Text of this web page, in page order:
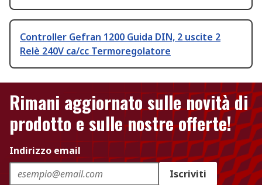
Controller Gefran 1200 Guida DIN, 2 uscite 2
Relè 240V ca/cc Termoregolatore
Rimani aggiornato sulle novità di
prodotto e sulle nostre offerte!
Indirizzo email
Iscriviti